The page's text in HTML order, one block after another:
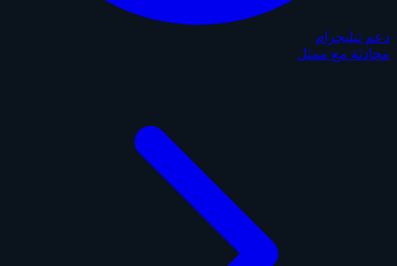
دعم تيليجرام
محادثة مع ممثل